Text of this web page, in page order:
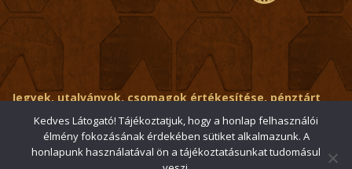
Jegyek, utalványok, csomagok értékesítése, pénztárt
érintő kérdések:
ertekesito@fehervar-arpadfurdo.hu
Általános érdeklődés: info@fehervar-arpadfurdo.hu
Kedves Látogató! Tájékoztatjuk, hogy a honlap felhasználói
élmény fokozásának érdekében sütiket alkalmazunk. A
honlapunk használatával ön a tájékoztatásunkat tudomásul